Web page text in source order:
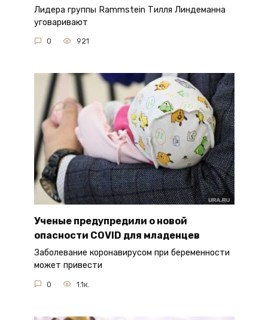
Лидера группы Rammstein Тилля Линдеманна
уговаривают
0 921
Ученые предупредили о новой
опасности COVID для младенцев
Заболевание коронавирусом при беременности
может привести
0 1.1к.